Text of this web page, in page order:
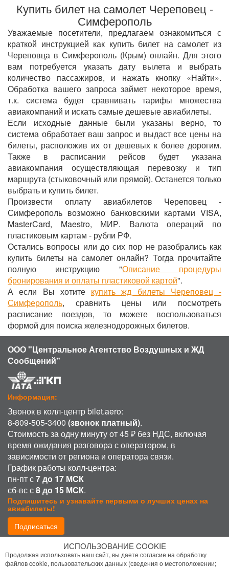
Купить билет на самолет Череповец -
Симферополь
Уважаемые посетители, предлагаем ознакомиться с
краткой инструкцией как купить билет на самолет из
Череповца в Симферополь (Крым) онлайн. Для этого
вам потребуется указать дату вылета и выбрать
количество пассажиров, и нажать кнопку «Найти».
Обработка вашего запроса займет некоторое время,
т.к. система будет сравнивать тарифы множества
авиакомпаний и искать самые дешевые авиабилеты.
Если исходные данные были указаны верно, то
система обработает ваш запрос и выдаст все цены на
билеты, расположив их от дешевых к более дорогим.
Также в расписании рейсов будет указана
авиакомпания осуществляющая перевозку и тип
маршрута (стыковочный или прямой). Останется только
выбрать и купить билет.
Произвести оплату авиабилетов Череповец -
Симферополь возможно банковскими картами VISA,
MasterCard, Maestro, МИР. Валюта операций по
пластиковым картам - рубли РФ.
Остались вопросы или до сих пор не разобрались как
купить билеты на самолет онлайн? Тогда прочитайте
полную инструкцию "Описание процедуры
бронирования и оплаты пластиковой картой".
А если Вы хотите купить жд билеты Череповец -
Симферополь, сравнить цены или посмотреть
расписание поездов, то можете воспользоваться
формой для поиска железнодорожных билетов.
ООО "Центральное Агентство Воздушных и ЖД
Сообщений"
Информация:
Звонок в колл-центр bilet.aero:
8-809-505-3400 (звонок платный).
Стоимость за одну минуту от 45 ₽ без НДС, включая
время ожидания разговора с оператором, в
зависимости от региона и оператора связи.
График работы колл-центра:
пн-пт с7 до 17 МСК
сб-вс с8 до 15 МСК.
Подпишитесь и узнавайте первыми о лучших ценах на
авиабилеты!
Подписаться
Присоединиться:
ИСПОЛЬЗОВАНИЕ COOKIE
Продолжая использовать наш сайт, вы даете согласие на обработку
файлов cookie, пользовательских данных (сведения о местоположении;